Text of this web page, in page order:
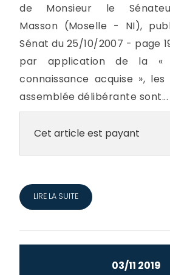
de Monsieur le
Masson (Moselle - NI),
Sénat du 25/10/2007 - page
par application de la
connaissance acquise »,
assemblée délibérante sont...
Cet article est payant
LIRE LA SUITE
03/11 2019